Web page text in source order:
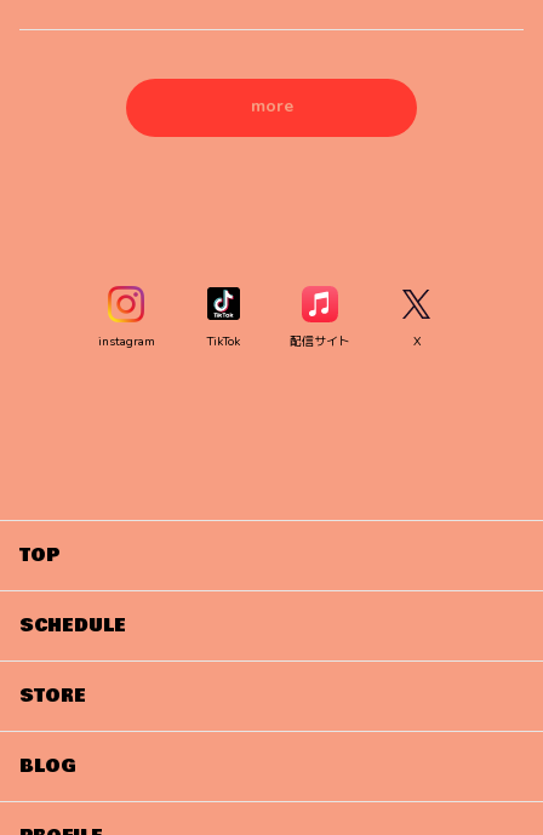
more
instagram TikTok 配信サイト X
TOP
SCHEDULE
STORE
BLOG